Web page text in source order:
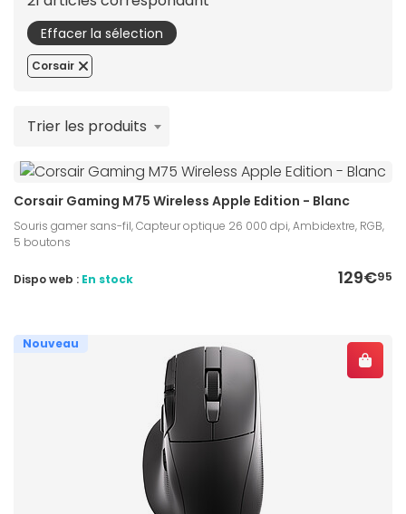
Effacer la sélection
Corsair
Trier les produits
Corsair Gaming M75 Wireless Apple Edition - Blanc
Souris gamer sans-fil, Capteur optique 26 000 dpi, Ambidextre, RGB,
5 boutons
129€95
Dispo web : En stock
Nouveau